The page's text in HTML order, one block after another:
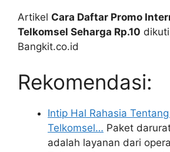
Artikel Cara Daftar Promo
Telkomsel Seharga Rp.10
Bangkit.co.id
Rekomendasi:
Intip Hal Rahasia
Telkomsel… Paket
adalah layanan dari